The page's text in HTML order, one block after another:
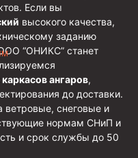
труб
Если вы
высокого качества,
заданию
“ОНИКС” станет
ангаров,
до доставки.
ветровые, снеговые и
нормам СНиП и
и срок службы до 50